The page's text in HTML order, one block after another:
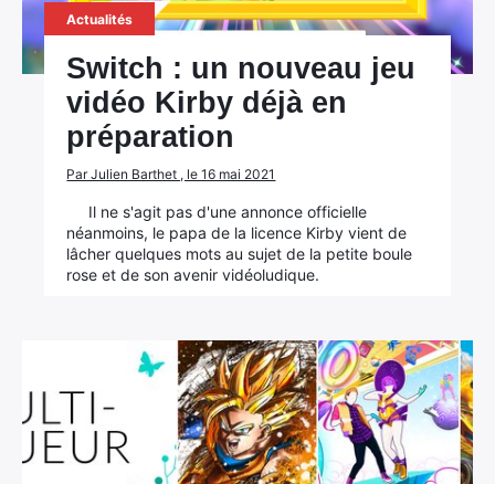
Actualités
Switch : un nouveau jeu
vidéo Kirby déjà en
préparation
Par Julien Barthet , le 16 mai 2021
Il ne s'agit pas d'une annonce officielle
néanmoins, le papa de la licence Kirby vient de
lâcher quelques mots au sujet de la petite boule
rose et de son avenir vidéoludique.